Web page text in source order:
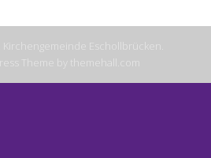
Kirchengemeinde Eschollbrücken.
Theme by themehall.com